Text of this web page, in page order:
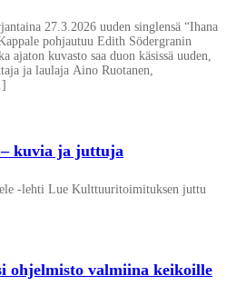
27.3.2026 uuden singlensä “Ihana
pohjautuu Edith Södergranin
kuvasto saa duon käsissä uuden,
ja laulaja Aino Ruotanen,
kuvia ja juttuja
-lehti Lue Kulttuuritoimituksen juttu
ohjelmisto valmiina keikoille